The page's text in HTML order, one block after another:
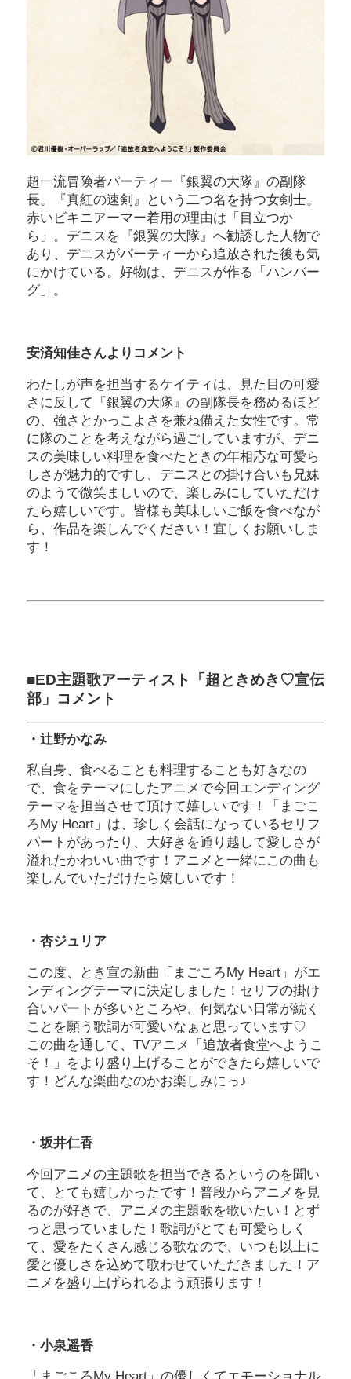
超一流冒険者パーティー『銀翼の大隊』の副隊
長。『真紅の速剣』という二つ名を持つ女剣士。
赤いビキニアーマー着用の理由は「目立つか
ら」。デニスを『銀翼の大隊』へ勧誘した人物で
あり、デニスがパーティーから追放された後も気
にかけている。好物は、デニスが作る「ハンバー
グ」。
安済知佳さんよりコメント
わたしが声を担当するケイティは、見た目の可愛
さに反して『銀翼の大隊』の副隊長を務めるほど
の、強さとかっこよさを兼ね備えた女性です。常
に隊のことを考えながら過ごしていますが、デニ
スの美味しい料理を食べたときの年相応な可愛ら
しさが魅力的ですし、デニスとの掛け合いも兄妹
のようで微笑ましいので、楽しみにしていただけ
たら嬉しいです。皆様も美味しいご飯を食べなが
ら、作品を楽しんでください！宜しくお願いしま
す！
■ED主題歌アーティスト「超ときめき♡宣伝
部」コメント
・辻野かなみ
私自身、食べることも料理することも好きなの
で、食をテーマにしたアニメで今回エンディング
テーマを担当させて頂けて嬉しいです！「まごこ
ろMy Heart」は、珍しく会話になっているセリフ
パートがあったり、大好きを通り越して愛しさが
溢れたかわいい曲です！アニメと一緒にこの曲も
楽しんでいただけたら嬉しいです！
・杏ジュリア
この度、とき宣の新曲「まごころMy Heart」がエ
ンディングテーマに決定しました！セリフの掛け
合いパートが多いところや、何気ない日常が続く
ことを願う歌詞が可愛いなぁと思っています♡
この曲を通して、TVアニメ「追放者食堂へようこ
そ！」をより盛り上げることができたら嬉しいで
す！どんな楽曲なのかお楽しみにっ♪
・坂井仁香
今回アニメの主題歌を担当できるというのを聞い
て、とても嬉しかったです！普段からアニメを見
るのが好きで、アニメの主題歌を歌いたい！とず
っと思っていました！歌詞がとても可愛らしく
て、愛をたくさん感じる歌なので、いつも以上に
愛と優しさを込めて歌わせていただきました！ア
ニメを盛り上げられるよう頑張ります！
・小泉遥香